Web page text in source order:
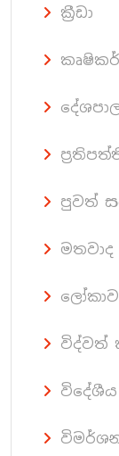
ක්‍රීඩා
පුවත්
මතවාද
විද්වත්
විදේශීය